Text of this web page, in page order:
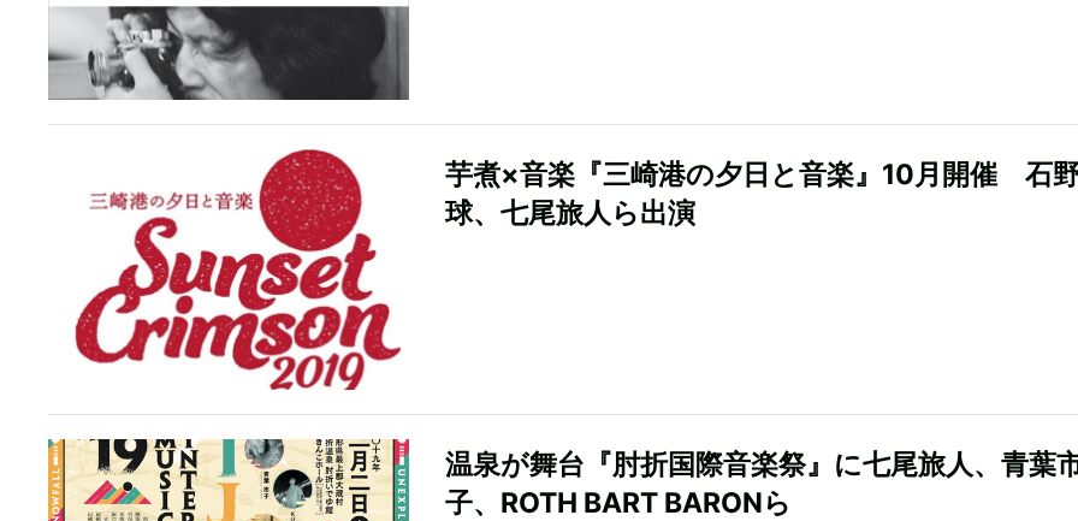
芋煮×音楽『三崎港の夕日と音楽』10月開催 石
球、七尾旅人ら出演
温泉が舞台『肘折国際音楽祭』に七尾旅人、青葉
子、ROTH BART BARONら